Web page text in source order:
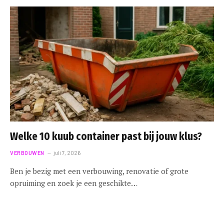
Welke 10 kuub container past bij jouw klus?
VERBOUWEN juli 7, 2026
Ben je bezig met een verbouwing, renovatie of grote
opruiming en zoek je een geschikte…